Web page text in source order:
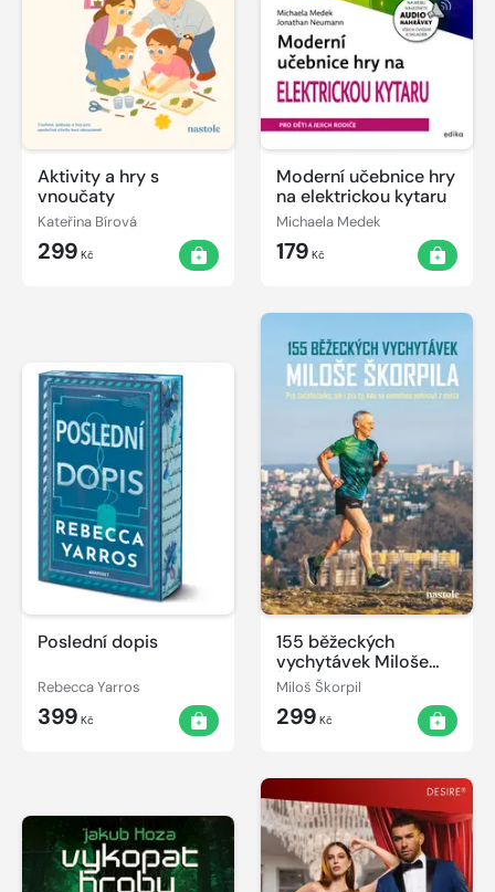
Aktivity a hry s
vnoučaty
Kateřina Bírová
299 Kč
Moderní učebnice hry
na elektrickou kytaru
Michaela Medek
179 Kč
Poslední dopis
Rebecca Yarros
399 Kč
155 běžeckých
vychytávek Miloše
Škorpila
Miloš Škorpil
299 Kč